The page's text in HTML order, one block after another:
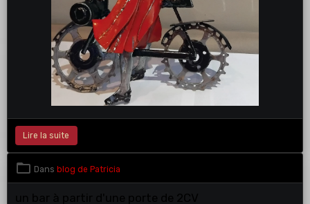
Lire la suite
Dans blog de Patricia